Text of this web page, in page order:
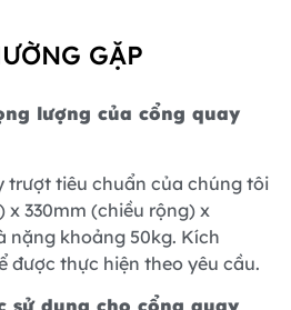
GẶP
lượng của cổng quay
trượt tiêu chuẩn của chúng tôi
x 330mm (chiều rộng) x
nặng khoảng 50kg. Kích
được thực hiện theo yêu cầu.
sử dụng cho cổng quay